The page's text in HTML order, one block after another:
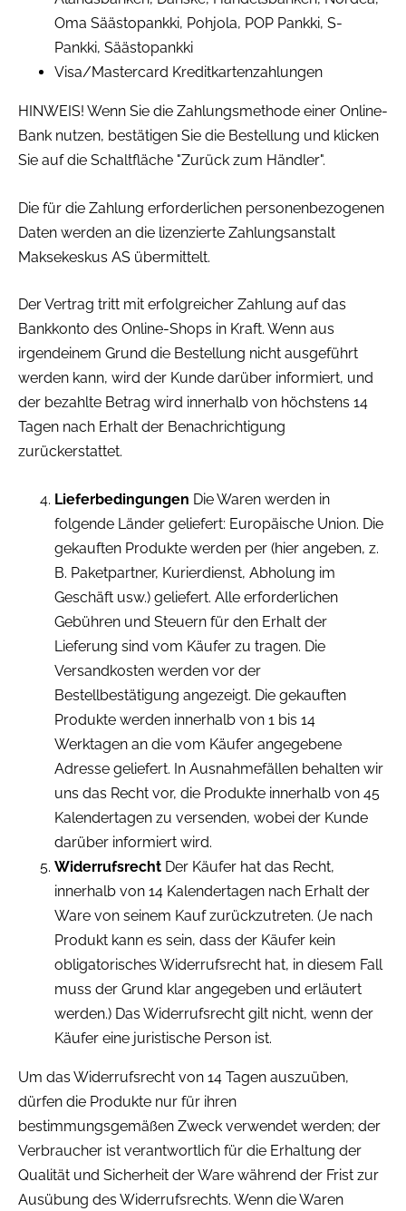
Oma Säästopankki, Pohjola, POP Pankki, S-
Pankki, Säästopankki
Visa/Mastercard Kreditkartenzahlungen
HINWEIS! Wenn Sie die Zahlungsmethode einer Online-
Bank nutzen, bestätigen Sie die Bestellung und klicken
Sie auf die Schaltfläche "Zurück zum Händler".
Die für die Zahlung erforderlichen personenbezogenen
Daten werden an die lizenzierte Zahlungsanstalt
Maksekeskus AS übermittelt.
Der Vertrag tritt mit erfolgreicher Zahlung auf das
Bankkonto des Online-Shops in Kraft. Wenn aus
irgendeinem Grund die Bestellung nicht ausgeführt
werden kann, wird der Kunde darüber informiert, und
der bezahlte Betrag wird innerhalb von höchstens 14
Tagen nach Erhalt der Benachrichtigung
zurückerstattet.
Lieferbedingungen Die Waren werden in
folgende Länder geliefert: Europäische Union. Die
gekauften Produkte werden per (hier angeben, z.
B. Paketpartner, Kurierdienst, Abholung im
Geschäft usw.) geliefert. Alle erforderlichen
Gebühren und Steuern für den Erhalt der
Lieferung sind vom Käufer zu tragen. Die
Versandkosten werden vor der
Bestellbestätigung angezeigt. Die gekauften
Produkte werden innerhalb von 1 bis 14
Werktagen an die vom Käufer angegebene
Adresse geliefert. In Ausnahmefällen behalten wir
uns das Recht vor, die Produkte innerhalb von 45
Kalendertagen zu versenden, wobei der Kunde
darüber informiert wird.
Widerrufsrecht Der Käufer hat das Recht,
innerhalb von 14 Kalendertagen nach Erhalt der
Ware von seinem Kauf zurückzutreten. (Je nach
Produkt kann es sein, dass der Käufer kein
obligatorisches Widerrufsrecht hat, in diesem Fall
muss der Grund klar angegeben und erläutert
werden.) Das Widerrufsrecht gilt nicht, wenn der
Käufer eine juristische Person ist.
Um das Widerrufsrecht von 14 Tagen auszuüben,
dürfen die Produkte nur für ihren
bestimmungsgemäßen Zweck verwendet werden; der
Verbraucher ist verantwortlich für die Erhaltung der
Qualität und Sicherheit der Ware während der Frist zur
Ausübung des Widerrufsrechts. Wenn die Waren